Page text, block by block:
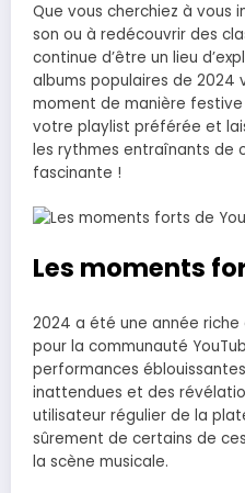
Que vous cherchiez à vous
son ou à redécouvrir des
continue d’être un lieu
albums populaires de 2024
moment de manière
votre playlist préférée et
les rythmes entraînants de
fascinante !
Les moments
2024 a été une année
pour la communauté
performances
inattendues et des
utilisateur régulier de la
sûrement de certains de
la scène musicale.